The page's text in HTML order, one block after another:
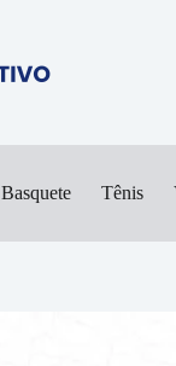
Basquete Tênis